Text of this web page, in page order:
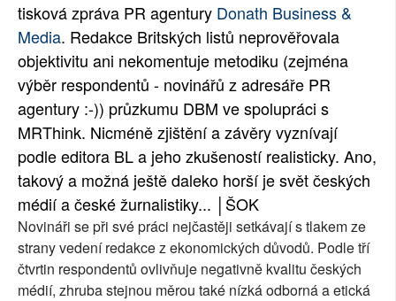
PŘÍSPĚVKY NA PROVOZ
RUBRIKY
PLNÁ VERZE STRÁNEK
tisková zpráva PR agentury Donath Business &
Media. Redakce Britských listů neprověřovala
objektivitu ani nekomentuje metodiku (zejména
výběr respondentů - novinářů z adresáře PR
agentury :-)) průzkumu DBM ve spolupráci s
MRThink. Nicméně zjištění a závěry vyznívají
podle editora BL a jeho zkušeností realisticky. Ano,
takový a možná ještě daleko horší je svět českých
médií a české žurnalistiky... │ŠOK
Novináři se při své práci nejčastěji setkávají s tlakem ze
strany vedení redakce z ekonomických důvodů. Podle tří
čtvrtin respondentů ovlivňuje negativně kvalitu českých
médií, zhruba stejnou měrou také nízká odborná a etická